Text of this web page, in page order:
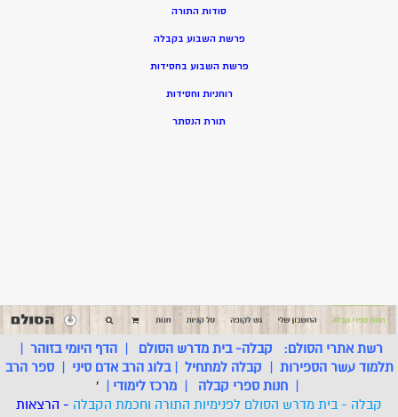
סודות התורה
פרשת השבוע בקבלה
פרשת השבוע בחסידות
רוחניות וחסידות
תורת הנסתר
רשת אתרי הסולם: קבלה- בית מדרש הסולם |הדף היומי בזוהר |
תלמוד עשר הספירות | קבלה למתחיל |בלוג הרב אדם סיני |ספר הרב
| חנות ספרי קבלה | מרכז לימודי |
'
קבלה - בית מדרש הסולם לפנימיות התורה וחכמת הקבלה - הרצאות